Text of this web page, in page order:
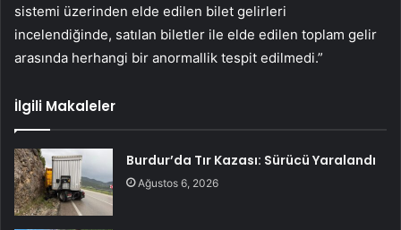
sistemi üzerinden elde edilen bilet gelirleri
incelendiğinde, satılan biletler ile elde edilen toplam gelir
arasında herhangi bir anormallik tespit edilmedi.”
İlgili Makaleler
Burdur’da Tır Kazası: Sürücü Yaralandı
Ağustos 6, 2026